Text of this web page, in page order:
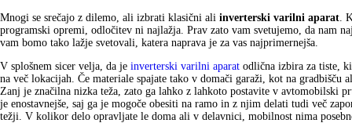
Mnogi se srečajo z dilemo, ali izbrati klasični ali inverterski varilni aparat .
programski opremi, odločitev ni najlažja. Prav zato vam svetujemo, da nam
vam bomo tako lažje svetovali, katera naprava je za vas najprimernejša.
V splošnem sicer velja, da je inverterski varilni aparat odlična izbira za tiste,
na več lokacijah. Če materiale spajate tako v domači garaži, kot na
Zanj je značilna nizka teža, zato ga lahko z lahkoto postavite v
je enostavnejše, saj ga je mogoče obesiti na ramo in z njim delati tudi več
težji. V kolikor delo opravljate le doma ali v delavnici, mobilnost nima